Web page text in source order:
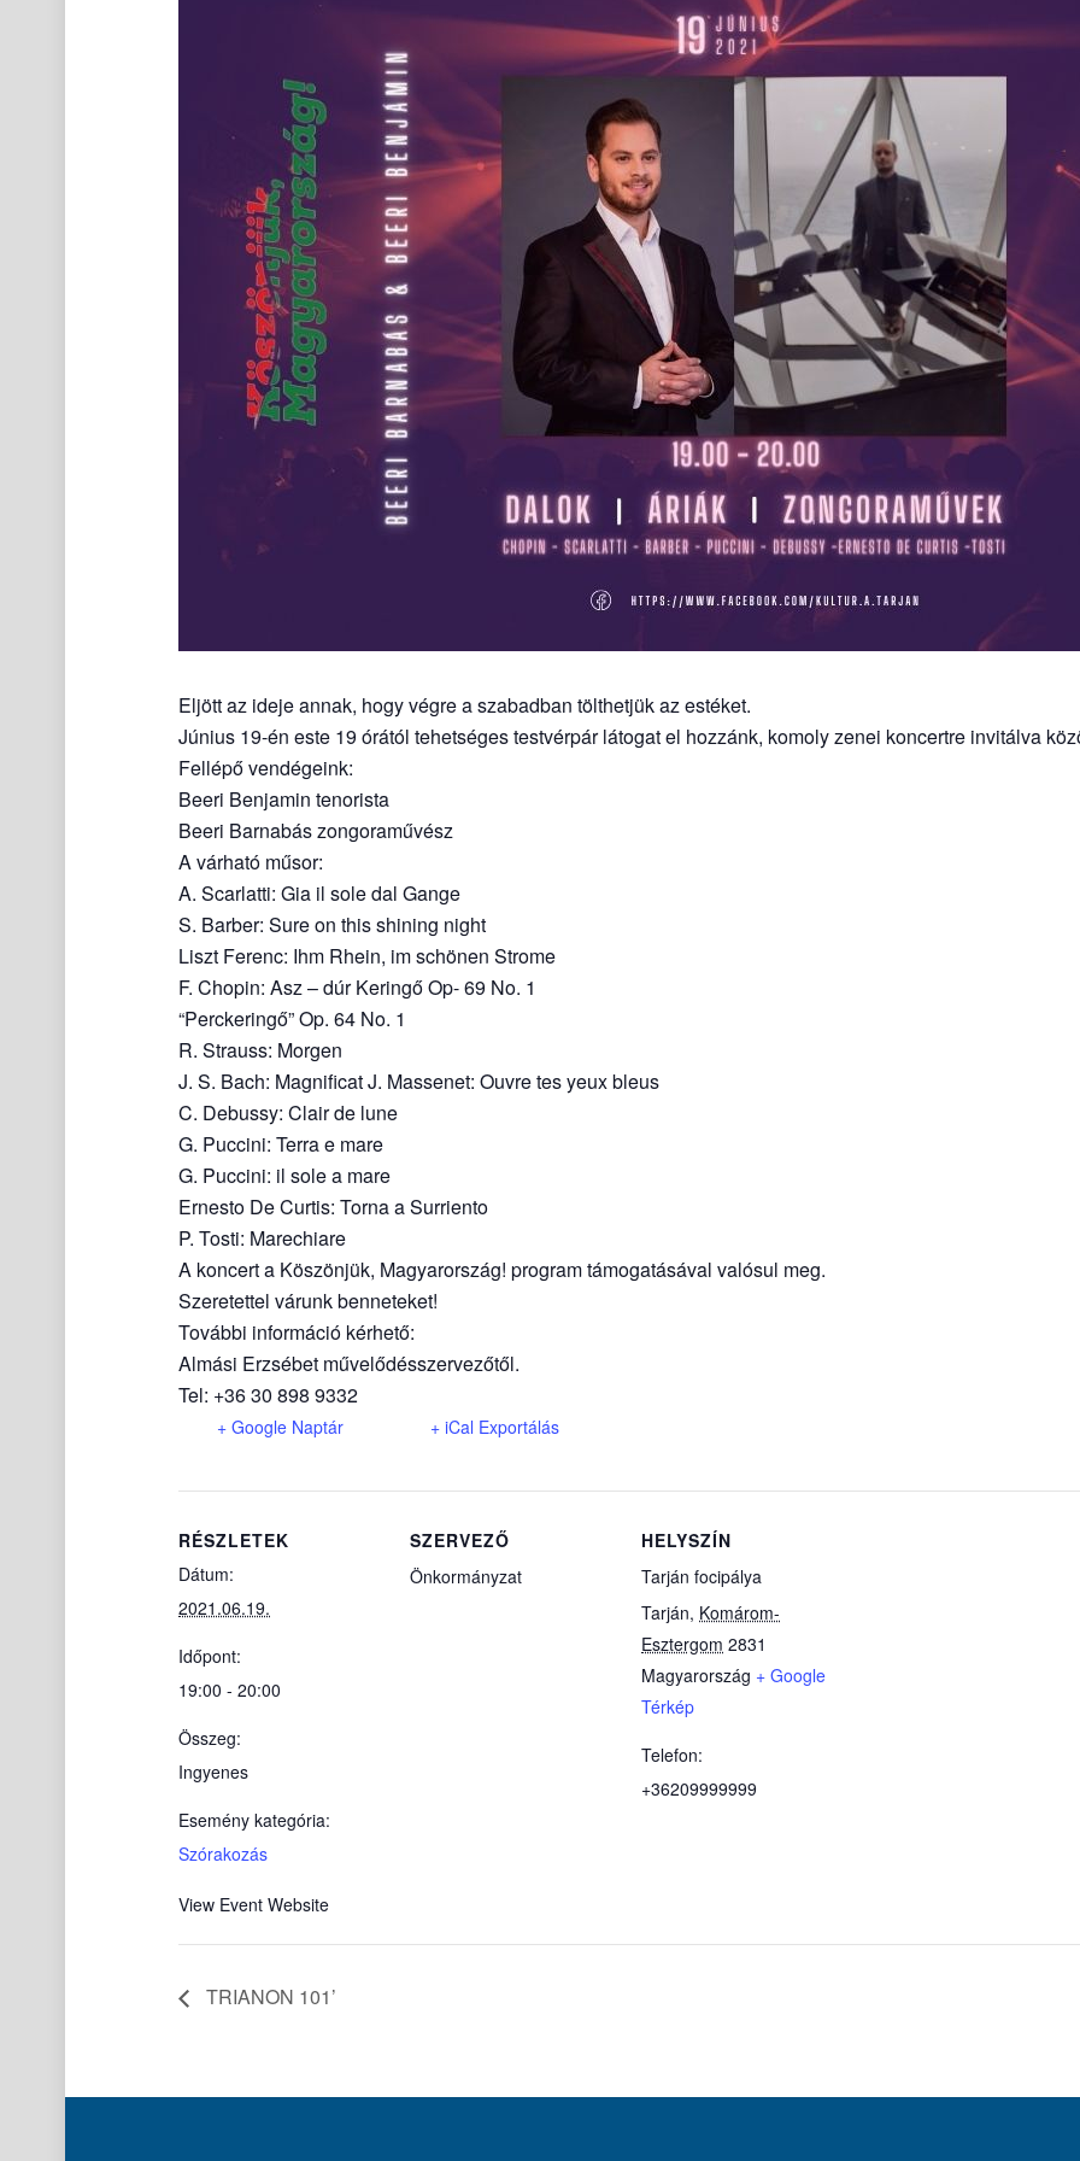
Eljött az ideje annak, hogy végre a szabadban tölthetjük az estéket.
Június 19-én este 19 órától tehetséges testvérpár látogat el hozzánk, komoly zenei koncertre invitálva
Fellépő vendégeink:
Beeri Benjamin tenorista
Beeri Barnabás zongoraművész
A várható műsor:
A. Scarlatti: Gia il sole dal Gange
S. Barber: Sure on this shining night
Liszt Ferenc: Ihm Rhein, im schönen Strome
F. Chopin: Asz – dúr Keringő Op- 69 No. 1
“Perckeringő” Op. 64 No. 1
R. Strauss: Morgen
J. S. Bach: Magnificat J. Massenet: Ouvre tes yeux bleus
C. Debussy: Clair de lune
G. Puccini: Terra e mare
G. Puccini: il sole a mare
Ernesto De Curtis: Torna a Surriento
P. Tosti: Marechiare
A koncert a Köszönjük, Magyarország! program támogatásával valósul meg.
Szeretettel várunk benneteket!
További információ kérhető:
Almási Erzsébet művelődésszervezőtől.
Tel: +36 30 898 9332
+ Google Naptár + iCal Exportálás
RÉSZLETEK
Dátum:
2021.06.19.
Időpont:
19:00 - 20:00
Összeg:
Ingyenes
Esemény kategória:
Szórakozás
View Event Website
SZERVEZŐ
Önkormányzat
HELYSZÍN
Tarján focipálya
Tarján, Komárom-
Esztergom 2831
Magyarország + Google
Térkép
Telefon:
+36209999999
TRIANON 101’